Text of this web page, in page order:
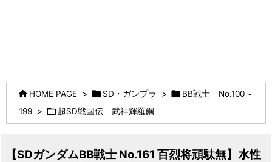
 HOME PAGE > SD・ガンプラ > BB戦士 No.100～
199 > 超SD戦国伝 武神輝羅鋼
【SDガンダムBB戦士 No.161 百烈将頑駄無】水性